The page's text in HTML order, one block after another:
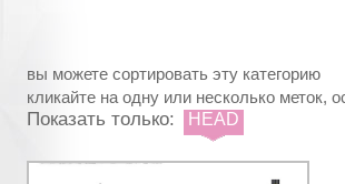
вы можете сортировать эту категорию
кликайте на одну или несколько меток,
Показать только: HEAD